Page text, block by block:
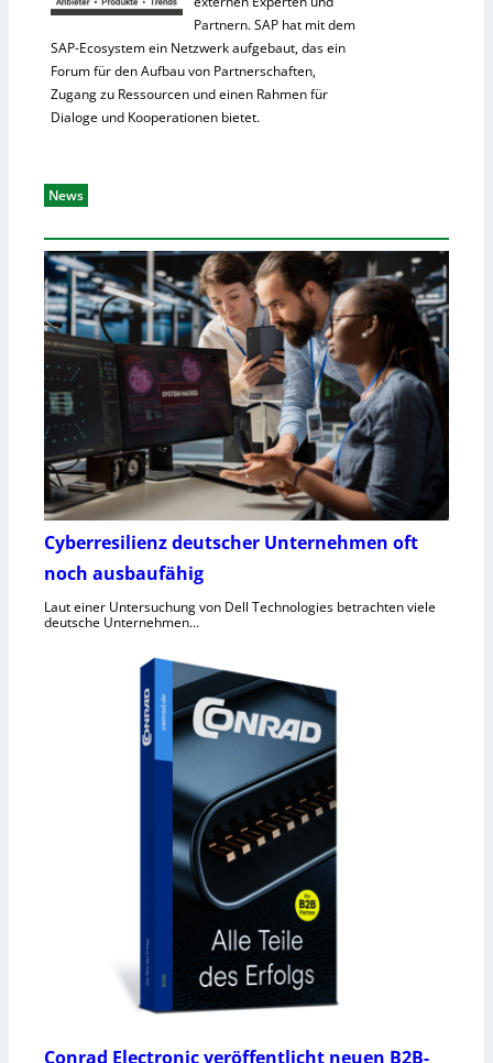
Partnern. SAP hat mit dem
SAP-Ecosystem ein Netzwerk aufgebaut, das ein
Forum für den Aufbau von Partnerschaften,
Zugang zu Ressourcen und einen Rahmen für
Dialoge und Kooperationen bietet.
News
Cyberresilienz deutscher Unternehmen oft
noch ausbaufähig
Laut einer Untersuchung von Dell Technologies betrachten viele
deutsche Unternehmen…
Conrad Electronic veröffentlicht neuen B2B-